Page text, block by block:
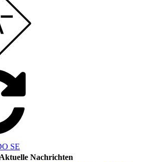
SE
Aktuelle Nachrichten